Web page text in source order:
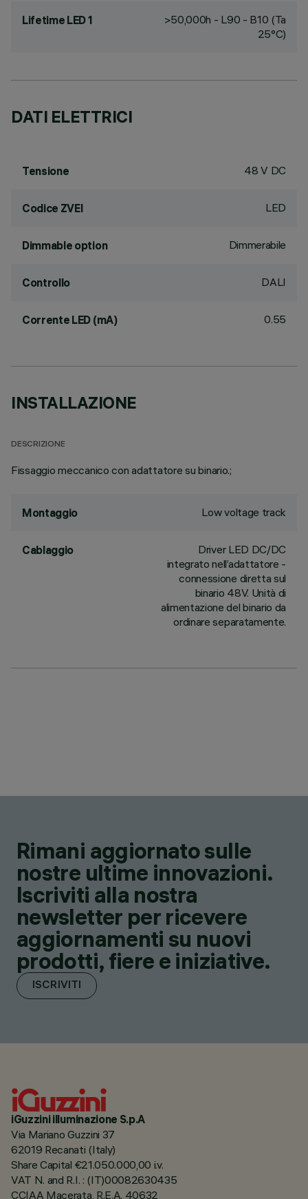
Lifetime LED 1
>50,000h - L90 - B10 (Ta
25°C)
DATI ELETTRICI
Tensione 48 V DC
Codice ZVEI LED
Dimmable option Dimmerabile
Controllo DALI
Corrente LED (mA) 0.55
INSTALLAZIONE
DESCRIZIONE
Fissaggio meccanico con adattatore su binario.;
Montaggio Low voltage track
Cablaggio
Driver LED DC/DC
integrato nell’adattatore -
connessione diretta sul
binario 48V. Unità di
alimentazione del binario da
ordinare separatamente.
Rimani aggiornato sulle
nostre ultime innovazioni.
Iscriviti alla nostra
newsletter per ricevere
aggiornamenti su nuovi
prodotti, fiere e iniziative.
ISCRIVITI
iGuzzini illuminazione S.p.A
Via Mariano Guzzini 37
62019 Recanati (Italy)
Share Capital €21.050.000,00 i.v.
VAT N. and R.I. : (IT)00082630435
CCIAA Macerata, R.E.A. 40632